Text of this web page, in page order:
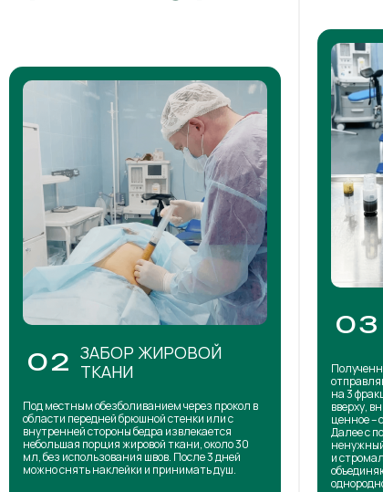
02 ЗАБОР ЖИРОВОЙ
ТКАНИ
Под местным обезболиванием через прокол в
области передней брюшной стенки или с
внутренней стороны бедра извлекается
небольшая порция жировой ткани, около 30
мл, без использования швов. После 3 дней
можно снять наклейки и принимать душ.
03
на 3
вверху,
ценное –
Далее с
и